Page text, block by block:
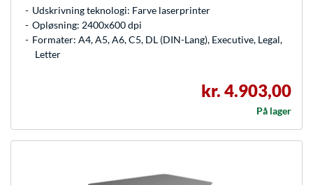
Udskrivning teknologi: Farve laserprinter
Opløsning: 2400x600 dpi
Formater: A4, A5, A6, C5, DL (DIN-Lang), Executive, Legal,
Letter
kr. 4.903,00
På lager